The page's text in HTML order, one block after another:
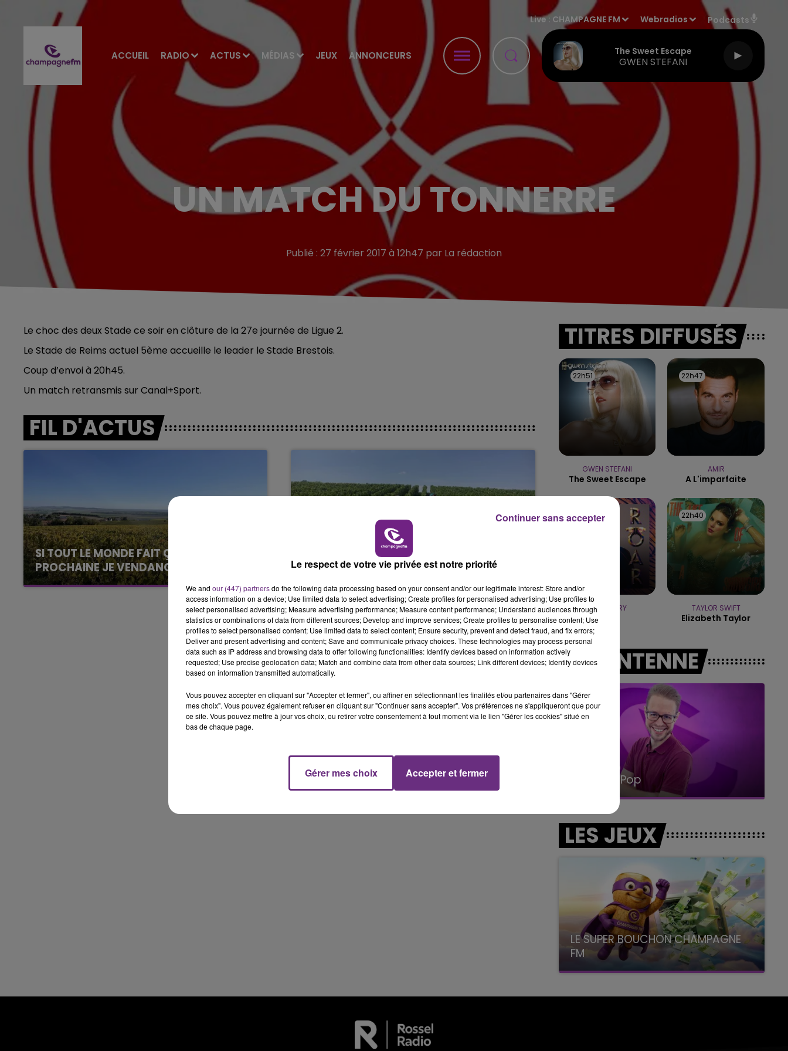
ACCUEIL RADIO ACTUS MÉDIAS JEUX ANNONCEURS
Live : CHAMPAGNE FM Webradios Podcasts
The Sweet Escape
GWEN STEFANI
5h00 - 6h00
LE BEST OF DE LA FAMILLE
CHAMPAGNE FM
10h00 - 14h00
LE TICKET DE CAISSE
UN MATCH DU TONNERRE
Publié : 27 février 2017 à 12h47 par La rédaction
Le choc des deux Stade ce soir en clôture de la 27e journée de Ligue 2.
Le Stade de Reims actuel 5ème accueille le leader le Stade Brestois.
Coup d’envoi à 20h45.
Un match retransmis sur Canal+Sport.
FIL D'ACTUS
SI TOUT LE MONDE FAIT ÇA, MOI L'ANNÉE
PROCHAINE JE VENDANGE EN...
La vendange en Champagne a débuté ce jeudi
6 août dans la commune de Montgueux (Aube).
L'INSPECTION DU TRAVAIL RAPPELLE À
L'ORDRE SUR LES CONDITIONS DE...
2026 s'est avéré être plus précoce que prévu,
l'inspection du Travail en profite pour rappeler
les conditions de...
TITRES DIFFUSÉS
22h51
22h51
GWEN STEFANI
The Sweet Escape
22h47
22h47
AMIR
A L'imparfaite
22h44
22h44
KATY PERRY
Roar
22h40
22h40
TAYLOR SWIFT
Elizabeth Taylor
A L'ANTENNE
10h00 - 14h00
LE TICKET DE CAISSE
14h00 - 15h00
La Radio Pop
LES JEUX
LE SUPER BOUCHON CHAMPAGNE
FM
avec La Famille Champagne FM, à 8H10
Le respect de votre vie privée est notre priorité
We and our (447) partnersdo the following data processing based on your consent and/or our legitimate interest: Store and/or
access information on a device; Use limited data to select advertising; Create profiles for personalised advertising; Use profiles to
select personalised advertising; Measure advertising performance; Measure content performance; Understand audiences through
statistics or combinations of data from different sources; Develop and improve services; Create profiles to personalise content; Use
profiles to select personalised content; Use limited data to select content; Ensure security, prevent and detect fraud, and fix errors;
Deliver and present advertising and content; Save and communicate privacy choices. These technologies may process personal
data such as IP address and browsing data to offer following functionalities: Identify devices based on information actively
requested; Use precise geolocation data; Match and combine data from other data sources; Link different devices; Identify devices
based on information transmitted automatically.
Vous pouvez accepter en cliquant sur "Accepter et fermer", ou affiner en sélectionnant les finalités et/ou partenaires dans "Gérer
mes choix". Vous pouvez également refuser en cliquant sur "Continuer sans accepter". Vos préférences ne s'appliqueront que pour
ce site. Vous pouvez mettre à jour vos choix, ou retirer votre consentement à tout moment via le lien "Gérer les cookies" situé en
bas de chaque page.
Gérer mes choix Accepter et fermer
Continuer sans accepter